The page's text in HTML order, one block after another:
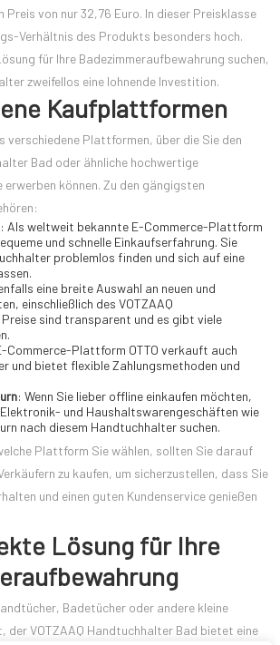
Preis von nur 32,76 Euro. In dieser Preisklasse
Verhältnis des Produkts besonders hoch.
für Ihre Badezimmeraufbewahrung suchen,
zweifellos eine lohnende Investition.
Kaufplattformen
verschiedene Plattformen, über die Sie den
Bad oder ähnliche hochwertige
können. Zu den gängigsten
: Als weltweit bekannte E-Commerce-Plattform
und schnelle Einkaufserfahrung. Sie
problemlos finden und sich auf eine
eine breite Auswahl an neuen und
einschließlich des VOTZAAQ
sind transparent und es gibt viele
Commerce-Plattform OTTO verkauft auch
und bietet flexible Zahlungsmethoden und
: Wenn Sie lieber offline einkaufen möchten,
und Haushaltswarengeschäften wie
nach diesem Handtuchhalter suchen.
Plattform Sie wählen, sollten Sie darauf
zu kaufen, um sicherzustellen, dass Sie
und einen guten Kundenservice genießen
Lösung für Ihre
Badetücher oder andere kleine
der VOTZAAQ Handtuchhalter Bad bietet eine